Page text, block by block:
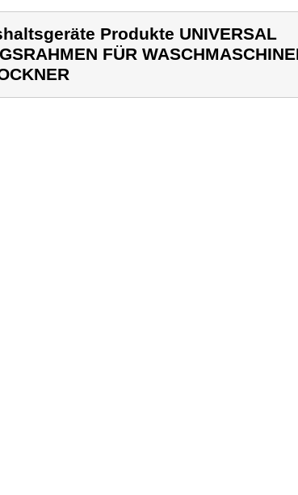
Produkte UNIVERSAL
FÜR